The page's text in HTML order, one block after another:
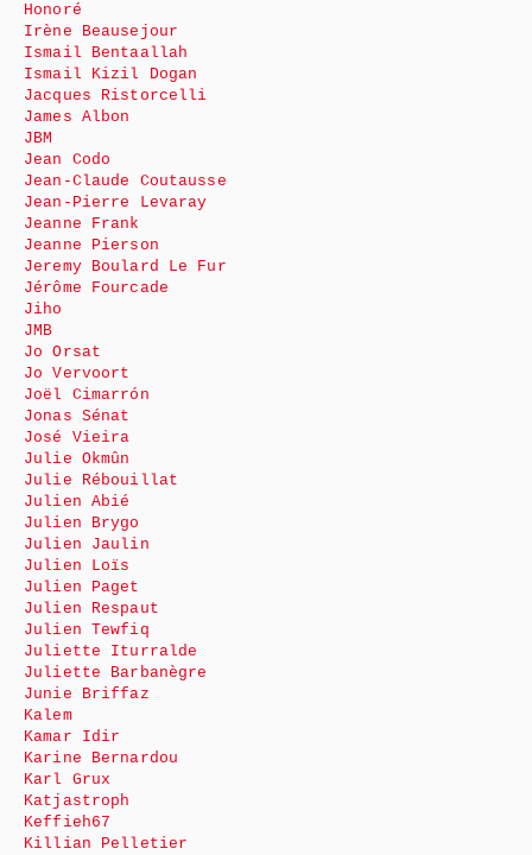
Honoré
Irène Beausejour
Ismail Bentaallah
Ismail Kizil Dogan
Jacques Ristorcelli
James Albon
JBM
Jean Codo
Jean-Claude Coutausse
Jean-Pierre Levaray
Jeanne Frank
Jeanne Pierson
Jeremy Boulard Le Fur
Jérôme Fourcade
Jiho
JMB
Jo Orsat
Jo Vervoort
Joël Cimarrón
Jonas Sénat
José Vieira
Julie Okmûn
Julie Rébouillat
Julien Abié
Julien Brygo
Julien Jaulin
Julien Loïs
Julien Paget
Julien Respaut
Julien Tewfiq
Juliette Iturralde
Juliette Barbanègre
Junie Briffaz
Kalem
Kamar Idir
Karine Bernardou
Karl Grux
Katjastroph
Keffieh67
Killian Pelletier